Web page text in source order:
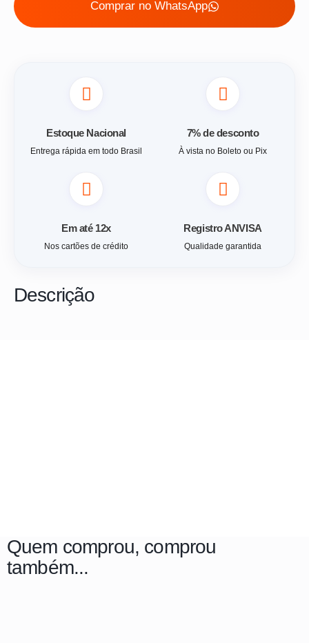
Comprar no WhatsApp
Estoque Nacional
Entrega rápida em todo Brasil
7% de desconto
À vista no Boleto ou Pix
Em até 12x
Nos cartões de crédito
Registro ANVISA
Qualidade garantida
Descrição
Quem comprou, comprou
também...